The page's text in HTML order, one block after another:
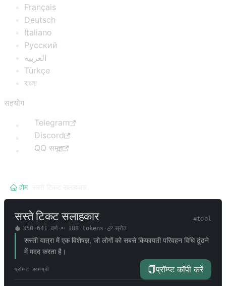
Français
Deutsch
Italiano
Русский
العربية
Türkçe
বাংলা
सहयोग
Telegram
Discord
QQ समूह
होम
सस्ते टिकट सलाहकार #tool
350· 641 वर्ण· ≈ 188tokens · स्रोत
सस्ती यात्रा में एक विशेषज्ञ, जो लोगों को सबसे किफायती परिवहन विधि ढूंढने
में मदद करता है।
प्रॉम्प्ट सामग्री प्रॉम्प्ट कॉपी करें